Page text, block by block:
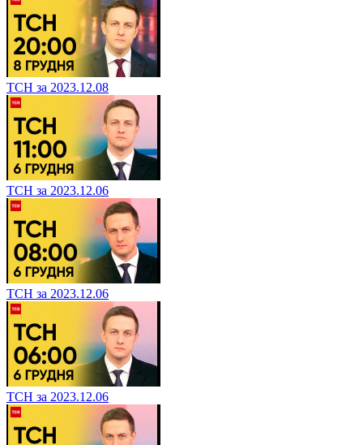
ТСН за 2023.12.08
ТСН за 2023.12.06
ТСН за 2023.12.06
ТСН за 2023.12.06